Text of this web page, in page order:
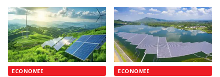
ECONOMIE ECONOMIE